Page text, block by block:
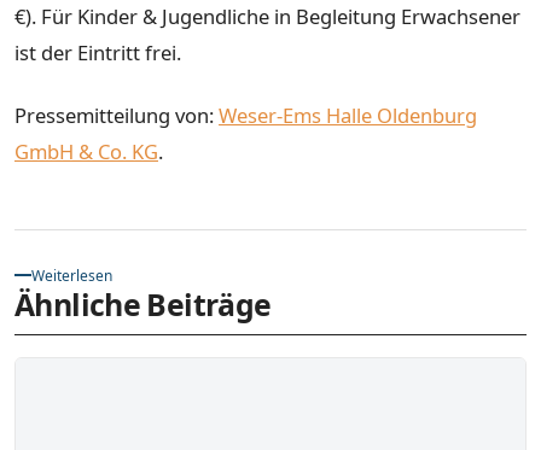
€). Für Kinder & Jugendliche in Begleitung Erwachsener
ist der Eintritt frei.
Pressemitteilung von:Weser-Ems Halle Oldenburg
GmbH & Co. KG.
Weiterlesen
Ähnliche Beiträge